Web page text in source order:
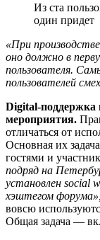
Из ста
один придет
«При
оно должно в
пользователя.
пользователей
Digital-поддержка
мероприятия.
отличаться от
Основная их
гостями и
подряд на
установлен social
хэштегом форума»,
вовсю
Общая задача —